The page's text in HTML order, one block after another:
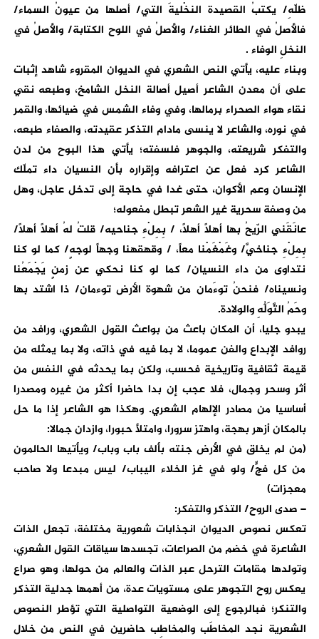
ظلّهِ/ يكتبُ القصيدة النخْليةَ التي/ أصلها من عيونُ السماء/
فالأصلُ في الطائر الغناء/ والأصلُ في اللوح الكتابة/ والأصلُ في
النخلِ الوفاء .
وبناء عليه، يأتي النص الشعري في الديوان المقروء شاهد إثبات
على أن معدن الشاعر أصيل أصالة النخل الشامخ، وطبعه نقي
نقاء هواء الصحراء برمالها، وفي وفاء الشمس في ضيائها، والقمر
في نوره، والشاعر لا ينسى مادام التذكر عقيدته، والصفاء طبعه،
والتفكر شريعته، والجوهر فلسفته؛ يأتي هذا البوح من لدن
الشاعر كرد فعل عن اعترافه وإقراره بأن النسيان داء تملّك
الإنسان وعم الأكوان، حتى غدا في حاجة إلى تدخل عاجل، وهل
من وصفة سحرية غير الشعر تبطل مفعوله؛
عانَقَني الرّيحُ بها أهلاً أهلاً، / بِمِلْءِ جناحيه/ قلتُ لهُ أهلاً أهلاً/
بِمِلْءِ جناخيَّ/ وغَمْغَمْنا معاً، / وقهقهنا وجهاً لوجهٍ/ كما لو كنا
نتداوى من داء النسيان/ كما لو كنا نحكي عن زمنٍ يَجْمَعُنا
ونسيناه/ فنحنُ توءَمان من شهوة الأرض توءمان/ ذا اشتد بها
وحَمُ التَّوَلُّهِ والولادة.
يبدو جليا، أن المكان باعث من بواعث القول الشعري، ورافد من
روافد الإبداع والفن عموما، لا بما فيه في ذاته، ولا بما يمثله من
قيمة ثقافية وتاريخية فحسب، ولكن بما يحدثه في النفس من
أثر وسحر وجمال، فلا عجب إن بدا حاضرا أكثر من غيره ومصدرا
أساسيا من مصادر الإلهام الشعري. وهكذا هو الشاعر إذا ما حل
بالمكان أزهر بهجة، واهتز سرورا، وامتلأ حبورا، وازدان جمالا:
(من لم يخلق في الأرض جنته بألف باب وباب/ ويأتيها الحالمون
من كل فجٍّ/ ولو في غز الخلاء اليباب/ ليس مبدعا ولا صاحب
معجزات)
– صدى الروح/ التذكر والتفكر:
تعكس نصوص الديوان انجذابات شعورية مختلفة، تجعل الذات
الشاعرة في خضم من الصراعات، تجسدها سياقات القول الشعري،
وتولدها مقامات الترحل عبر الذات والعالم من حولها، وهو صراع
يعكس روح التجوهر على مستويات عدة، من أهمها جدلية التذكر
والتنكر؛ فبالرجوع إلى الوضعية التواصلية التي تؤطر النصوص
الشعرية نجد المخاطَب والمخاطِب حاضرين في النص من خلال